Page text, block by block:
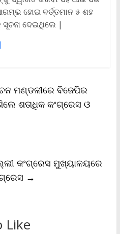
ହୋଇ ବର୍ତ୍ତମାନ ୫ ଶହ
ଦେଇଥିଲେ |
S
ମଣ୍ଡଳୀରେ ବିଜେପିର
ଶତାଧିକ କଂଗ୍ରେସ ଓ
କଂଗ୍ରେସ ମୁଖ୍ୟାଳୟରେ
→
Like